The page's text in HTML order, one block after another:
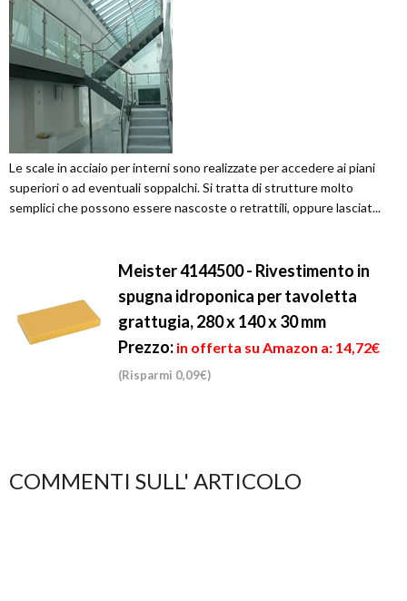
Le scale in acciaio per interni sono realizzate per accedere ai piani
superiori o ad eventuali soppalchi. Si tratta di strutture molto
semplici che possono essere nascoste o retrattili, oppure lasciat...
Meister 4144500 - Rivestimento in
spugna idroponica per tavoletta
grattugia, 280 x 140 x 30 mm
Prezzo: in offerta su Amazon a: 14,72€
(Risparmi 0,09€)
COMMENTI SULL' ARTICOLO